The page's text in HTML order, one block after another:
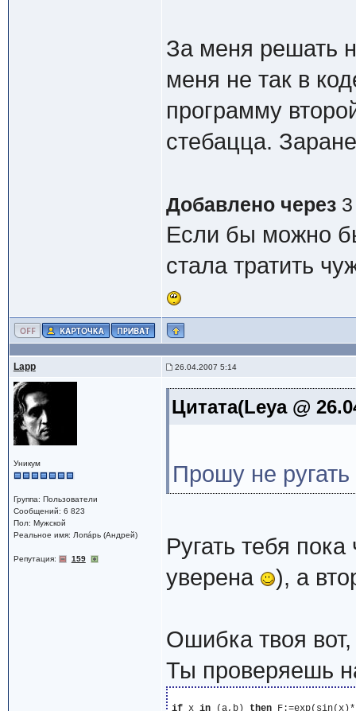
За меня решать
меня не так в
программу
стебацца.
Добавлено через
Если бы можно
стала тратить
Lapp 26.04.2007 5:14
Уникум
Группа: Пользователи
Сообщений: 6 823
Пол: Мужской
Реальное имя: Лопáрь (Андрей)
Репутация: 159
Цитата(Leya @
Прошу не
Ругать тебя
уверена
), а
Ошибка твоя
Ты проверяешь
if x in (a,b) then